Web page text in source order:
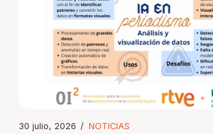
30 julio, 2026 / NOTICIAS